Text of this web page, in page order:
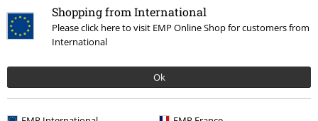
Shopping from International
Please click here to visit EMP Online Shop for customers from
International
Ok
Sale % Medien CDs